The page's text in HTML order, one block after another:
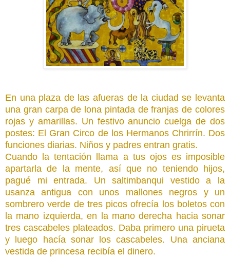
En una plaza de las afueras de la ciudad se levanta
una gran carpa de lona pintada de franjas de colores
rojas y amarillas. Un festivo anuncio cuelga de dos
postes: El Gran Circo de los Hermanos Chrirrín. Dos
funciones diarias. Niños y padres entran gratis.
Cuando la tentación llama a tus ojos es imposible
apartarla de la mente, así que no teniendo hijos,
pagué mi entrada. Un saltimbanqui vestido a la
usanza antigua con unos mallones negros y un
sombrero verde de tres picos ofrecía los boletos con
la mano izquierda, en la mano derecha hacia sonar
tres cascabeles plateados. Daba primero una pirueta
y luego hacía sonar los cascabeles. Una anciana
vestida de princesa recibía el dinero.